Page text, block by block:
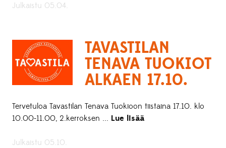
Julkaistu 05.04.
TAVASTILAN
TENAVA TUOKIOT
ALKAEN 17.10.
Tervetuloa Tavastilan Tenava Tuokioon tiistaina 17.10. klo
10.00-11.00, 2.kerroksen ... Lue lisää
Julkaistu 05.10.